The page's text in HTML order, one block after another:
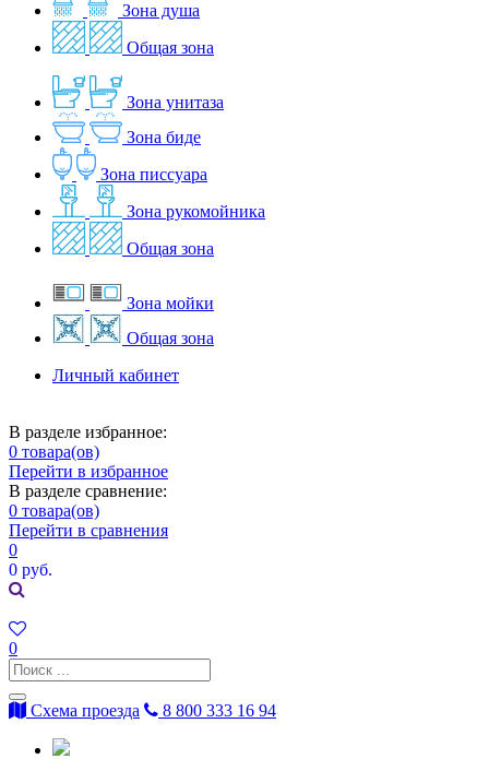
Зона душа
Общая зона
Зона унитаза
Зона биде
Зона писсуара
Зона рукомойника
Общая зона
Зона мойки
Общая зона
Личный кабинет
В разделе избранное:
0 товара(ов)
Перейти в избранное
В разделе сравнение:
0 товара(ов)
Перейти в сравнения
0
0 руб.
0
Схема проезда 8 800 333 16 94